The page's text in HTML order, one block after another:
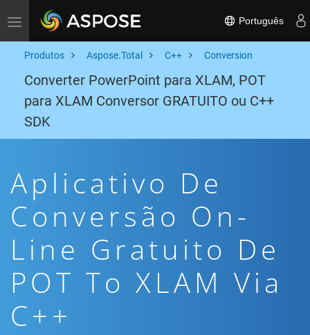
Toggle navigation Português
Produtos Aspose.Total C++ Conversion
Converter PowerPoint para XLAM, POT
para XLAM Conversor GRATUITO ou C++
SDK
Aplicativo De
Conversão On-
Line Gratuito De
POT To XLAM Via
C++